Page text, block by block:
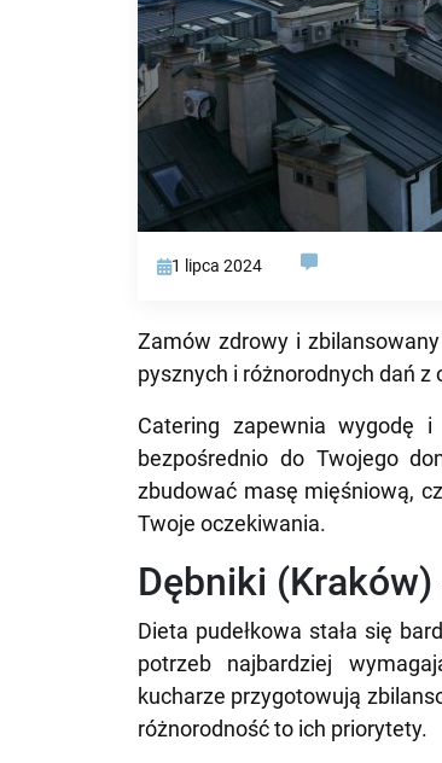
1 lipca 2024
Zamów zdrowy i
pysznych i różnorodnych dań
Catering zapewnia wygodę i
bezpośrednio do Twojego
zbudować masę mięśniową,
Twoje oczekiwania.
Dębniki
Dieta pudełkowa stała się
potrzeb najbardziej
kucharze przygotowują
różnorodność to ich priorytety.